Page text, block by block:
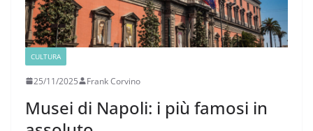
CULTURA
25/11/2025 Frank Corvino
Musei di Napoli: i più famosi in